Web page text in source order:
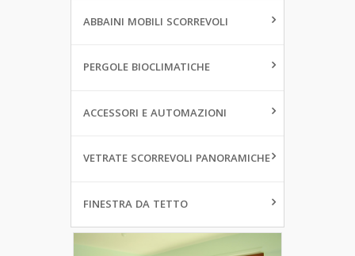
ABBAINI MOBILI SCORREVOLI
PERGOLE BIOCLIMATICHE
ACCESSORI E AUTOMAZIONI
VETRATE SCORREVOLI PANORAMICHE
FINESTRA DA TETTO